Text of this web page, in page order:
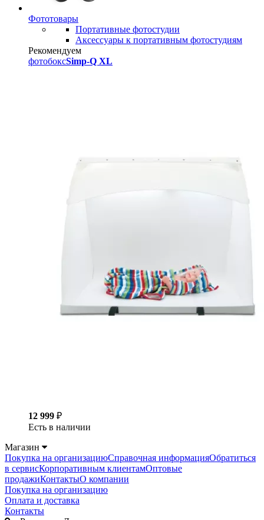
Фототовары
Портативные фотостудии
Аксессуары к портативным фотостудиям
Рекомендуем
фотобоксSimp-Q XL
12 999 ₽
Есть в наличии
Магазин
Покупка на организациюСправочная информацияОбратиться
в сервисКорпоративным клиентамОптовые
продажиКонтактыО компании
Покупка на организацию
Оплата и доставка
Контакты